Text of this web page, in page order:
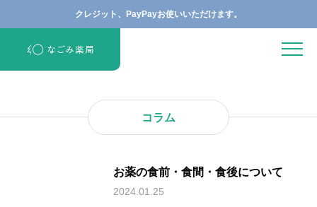
クレジット、PayPayお使いいただけます。
コラム
お薬の食前・食間・食後について
2024.01.25